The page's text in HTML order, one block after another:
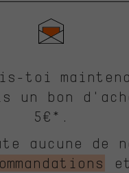
toi
un bon
5€*.
aucune de
et